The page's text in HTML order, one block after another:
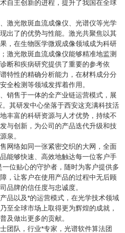
自主创新的进程，提升了我国在全球
激光散斑血流成像仪、光谱仪等光学
出了的优势与性能。激光共聚焦以其
，在生物医学微观成像领域成为科研
激光散斑血流成像仪能够精准地监测
断和疾病研究提供了重要的参考依
特性的精确分析能力，在材料成分分
全检测等领域发挥着作用。
销售于一体的全产业链运营模式，展
其研发中心坐落于西安这充满科技活
丰富的科研资源与人才优势，持续不
与创新，为公司的产品迭代升级和技
泉。
网络如同一张紧密交织的大网，全面
能够快速、高效地触达每一位客户手
位贴心的守护者，随时为客户提供多
，让客户在使用产品的过程中无后顾
品牌的信任度与忠诚度。
品以及*的运营模式，在光学技术领域
至全球市场上取得更为辉煌的成就，
及做出更多的贡献。
团队，行业*专家，光谱软件算法团